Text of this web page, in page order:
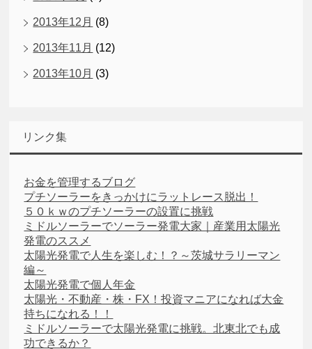
2013年12月 (8)
2013年11月 (12)
2013年10月 (3)
リンク集
お金を管理するブログ
プチソーラーをきっかけにラットレース脱出！
５０ｋｗのプチソーラーの設置に挑戦
ミドルソーラーでソーラー発電大家｜産業用太陽光
発電のススメ
太陽光発電で人生を楽しむ！？～茨城サラリーマン
編～
太陽光発電で個人年金
太陽光・不動産・株・FX！投資マニアになれば大金
持ちになれる！！
ミドルソーラーで太陽光発電に挑戦。北東北でも成
功できるか？